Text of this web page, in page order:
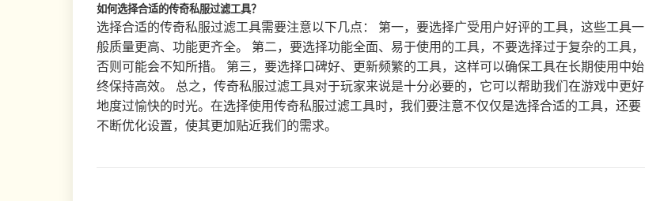
如何选择合适的传奇私服过滤工具？
选择合适的传奇私服过滤工具需要注意以下几点： 第一，要选择广受用户好评的工具，这些工具一
般质量更高、功能更齐全。 第二，要选择功能全面、易于使用的工具，不要选择过于复杂的工具，
否则可能会不知所措。 第三，要选择口碑好、更新频繁的工具，这样可以确保工具在长期使用中始
终保持高效。 总之，传奇私服过滤工具对于玩家来说是十分必要的，它可以帮助我们在游戏中更好
地度过愉快的时光。在选择使用传奇私服过滤工具时，我们要注意不仅仅是选择合适的工具，还要
不断优化设置，使其更加贴近我们的需求。